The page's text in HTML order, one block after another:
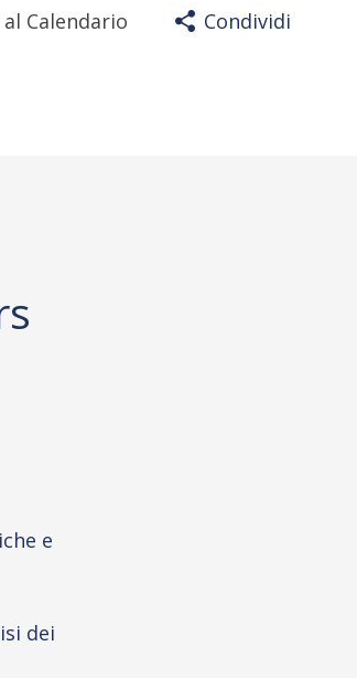
Calendario Condividi
e
dei